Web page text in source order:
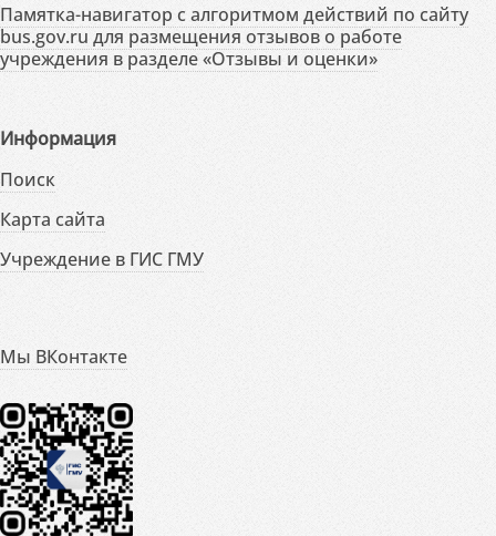
Памятка-навигатор с алгоритмом действий по сайту
bus.gov.ru для размещения отзывов о работе
учреждения в разделе «Отзывы и оценки»
Информация
Поиск
Карта сайта
Учреждение в ГИС ГМУ
Мы ВКонтакте